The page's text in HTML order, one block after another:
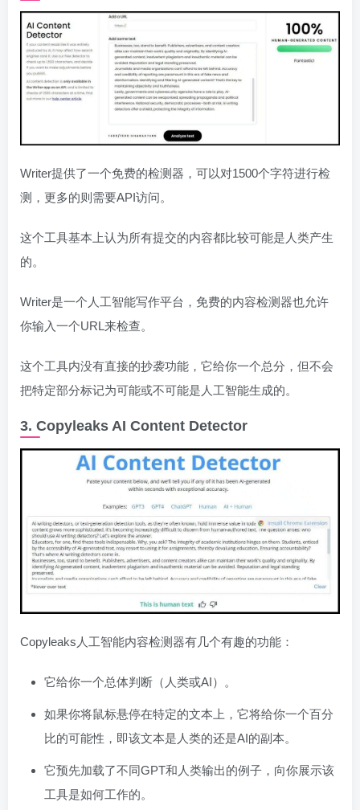
Writer提供了一个免费的检测器，可以对1500个字符进行检
测，更多的则需要API访问。
这个工具基本上认为所有提交的内容都比较可能是人类产生
的。
Writer是一个人工智能写作平台，免费的内容检测器也允许
你输入一个URL来检查。
这个工具内没有直接的抄袭功能，它给你一个总分，但不会
把特定部分标记为可能或不可能是人工智能生成的。
3. Copyleaks AI Content Detector
Copyleaks人工智能内容检测器有几个有趣的功能：
它给你一个总体判断（人类或AI）。
如果你将鼠标悬停在特定的文本上，它将给你一个百分
比的可能性，即该文本是人类的还是AI的副本。
它预先加载了不同GPT和人类输出的例子，向你展示该
工具是如何工作的。